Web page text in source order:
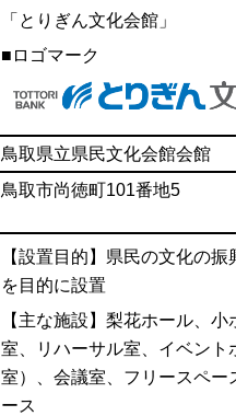
「とりぎん文化会館」
■ロゴマーク
鳥取県立県民文化会館会館
鳥取市尚徳町101番地5
【設置目的】県民の文化の振
を目的に設置
【主な施設】 梨花ホール、小
室、リハーサル室、イベント
室）、会議室、フリースペー
ース